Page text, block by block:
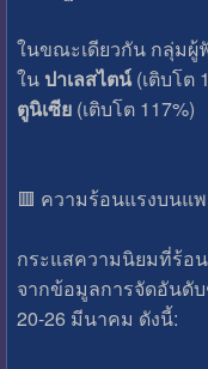
ในขณะเดียวกัน กลุ่มผู้
ใน ปาเลสไตน์(เติบโต
ตูนิเซีย(เติบโต 117%)
🟥 ความร้อนแรงบนแ
กระแสความนิยมที่ร้อ
จากข้อมูลการจัดอันดั
20-26 มีนาคม ดังนี้: